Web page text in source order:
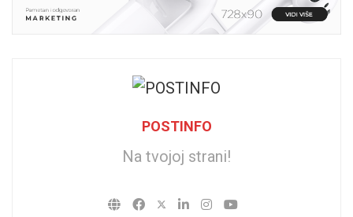
POSTINFO
Na tvojoj strani!